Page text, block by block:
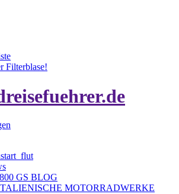
Filterblase!
GS BLOG
MOTORRADWERKE